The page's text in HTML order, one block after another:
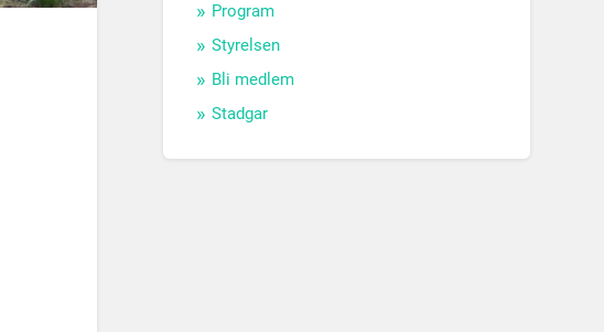
Program
Styrelsen
Bli medlem
Stadgar